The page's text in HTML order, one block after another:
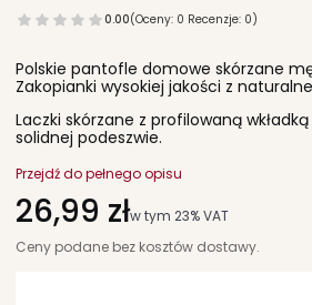
0.00(Oceny: 0 Recenzje: 0)
Polskie pantofle domowe skórzane
Zakopianki wysokiej jakości z
Laczki skórzane z profilowaną
solidnej podeszwie.
Przejdź do pełnego opisu
Cena
26,99 złw tym 23% VAT
w tym 23%VAT
Ceny podane bez kosztów dostawy.